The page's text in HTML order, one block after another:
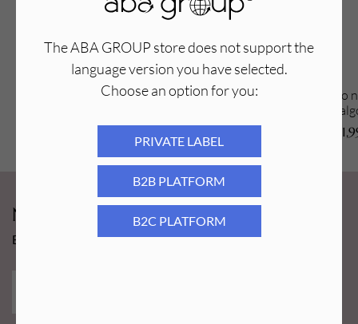
The ABA GROUP store does not support the
language version you have selected.
Choose an option for you:
PRIVATE LABEL
B2B PLATFORM
B2C PLATFORM
Profesjonalny zestaw do nakładania
Pędzelek do
Newsy Aba Group!
Bądź na bieżąco i łap promocję tylko dla subskrybentów!